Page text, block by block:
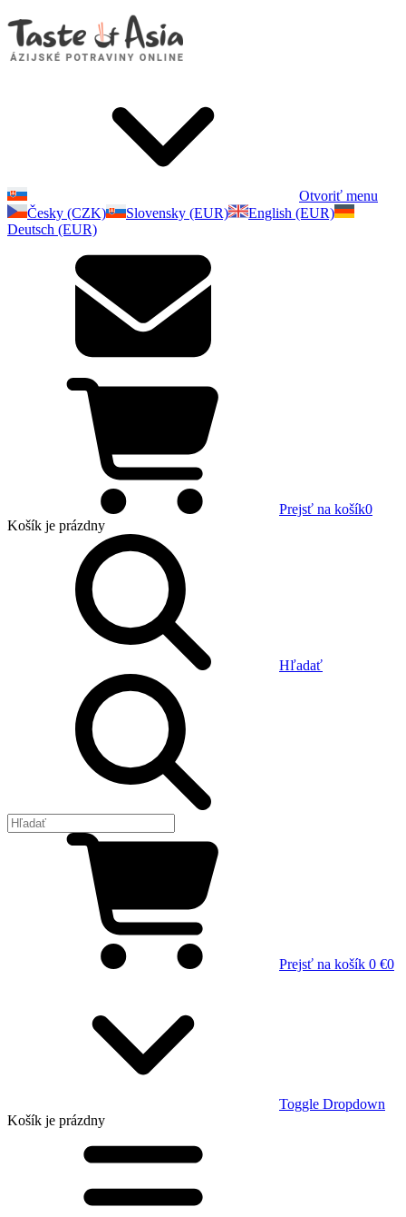
Otvoriť menu
Česky (CZK)
Slovensky (EUR)
English (EUR)
Deutsch (EUR)
Prejsť na košík0
Košík je prázdny
Hľadať
Prejsť na košík 0 €0
Toggle Dropdown
Košík je prázdny